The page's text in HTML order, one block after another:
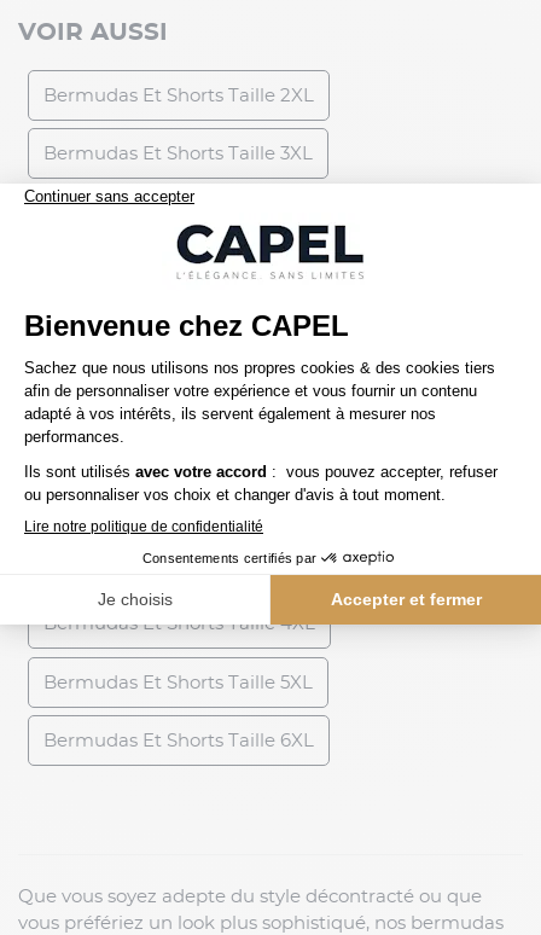
VOIR AUSSI
Bermudas Et Shorts Taille 2XL
Bermudas Et Shorts Taille 3XL
Bermudas Et Shorts Taille 5XL
Bermudas Et Shorts Taille 6XL
Précédent 1 / 1 Suivant
Voir aussi
Bermudas Et Shorts Taille 2XL
Bermudas Et Shorts Taille 3XL
Bermudas Et Shorts Taille 4XL
Bermudas Et Shorts Taille 5XL
Bermudas Et Shorts Taille 6XL
Que vous soyez adepte du style décontracté ou que
vous préfériez un look plus sophistiqué, nos bermudas